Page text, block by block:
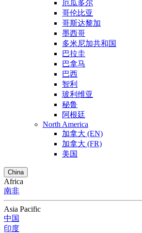
厄瓜多尔
哥伦比亚
哥斯达黎加
墨西哥
多米尼加共和国
巴拉圭
巴拿马
巴西
智利
玻利维亚
秘鲁
阿根廷
North America
加拿大 (EN)
加拿大 (FR)
美国
China
Africa
南非
Asia Pacific
中国
印度